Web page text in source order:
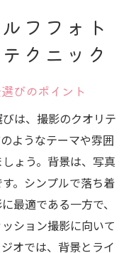
フフォト
クニック
びのポイント
は、撮影のクオリテ
ようなテーマや雰囲
ょう。背景は、写真
。シンプルで落ち着
最適である一方で、
ション撮影に向いて
オでは、背景とライ